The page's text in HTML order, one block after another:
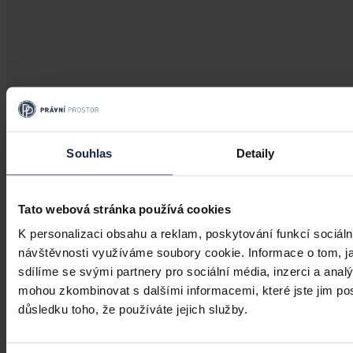
Souhlas Detaily
Tato webová stránka používá cookies
K personalizaci obsahu a reklam, poskytování funkcí
návštěvnosti využíváme soubory cookie. Informace o tom,
sdílíme se svými partnery pro sociální média, inzerci a
mohou zkombinovat s dalšími informacemi, které jste jim
důsledku toho, že používáte jejich služby.